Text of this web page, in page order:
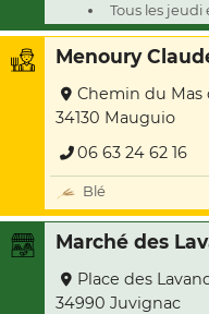
Tous les jeudi
Menoury
Chemin du Mas
34130 Mauguio
06 63 24 62 16
Blé
Marché des
Place des
34990 Juvignac